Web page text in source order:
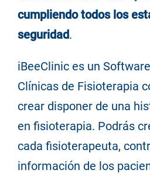
cumpliendo todos los
seguridad.
iBeeClinic es un
Clínicas de Fisioterapia
crear disponer de una
en fisioterapia. Podrás
cada fisioterapeuta,
información de los